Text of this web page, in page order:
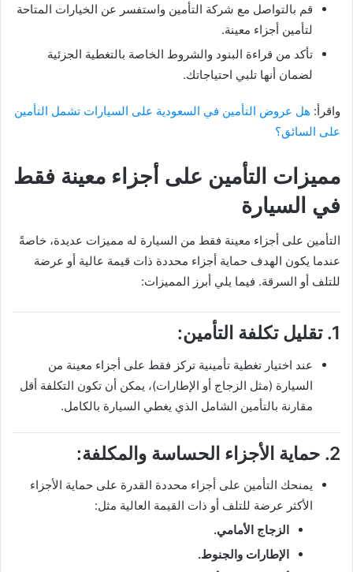
قم بالتواصل مع شركة التأمين واستفسر عن الخيارات المتاحة
لتأمين أجزاء معينة.
تأكد من قراءة البنود والشروط الخاصة بالتغطية الجزئية
لضمان أنها تلبي احتياجاتك.
واقرأ: هل عروض التأمين في السعودية على السيارات تشمل التأمين
على السائق؟
مميزات التأمين على أجزاء معينة فقط
في السيارة
التأمين على أجزاء معينة فقط من السيارة له مميزات عديدة، خاصةً
عندما يكون الهدف حماية أجزاء محددة ذات قيمة عالية أو عرضة
للتلف أو السرقة. فيما يلي أبرز المميزات:
1. تقليل تكلفة التأمين:
عند اختيار تغطية تأمينية تركز فقط على أجزاء معينة من
السيارة (مثل الزجاج أو الإطارات)، يمكن أن تكون التكلفة أقل
مقارنة بالتأمين الشامل الذي يغطي السيارة بالكامل.
2. حماية الأجزاء الحساسة والمكلفة:
يمنحك التأمين على أجزاء محددة القدرة على حماية الأجزاء
الأكثر عرضة للتلف أو ذات القيمة العالية مثل:
الزجاج الأمامي.
الإطارات والجنوط.